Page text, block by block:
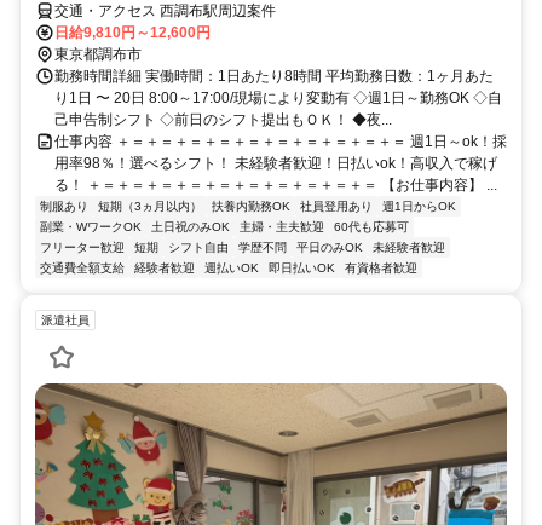
交通・アクセス 西調布駅周辺案件
日給9,810円～12,600円
東京都調布市
勤務時間詳細 実働時間：1日あたり8時間 平均勤務日数：1ヶ月あた
り1日 〜 20日 8:00～17:00/現場により変動有 ◇週1日～勤務OK ◇自
己申告制シフト ◇前日のシフト提出もＯＫ！ ◆夜...
仕事内容 ＋＝＋＝＋＝＋＝＋＝＋＝＋＝＋＝＋＝＋＝ 週1日～ok！採
用率98％！選べるシフト！ 未経験者歓迎！日払いok！高収入で稼げ
る！ ＋＝＋＝＋＝＋＝＋＝＋＝＋＝＋＝＋＝＋＝ 【お仕事内容】 ...
制服あり 短期（3ヵ月以内） 扶養内勤務OK 社員登用あり
週1日からOK
副業・WワークOK
土日祝のみOK 主婦・主夫歓迎
60代も応募可
フリーター歓迎
短期 シフト自由 学歴不問 平日のみOK
未経験者歓迎
交通費全額支給
経験者歓迎 週払いOK 即日払いOK 有資格者歓迎
派遣社員